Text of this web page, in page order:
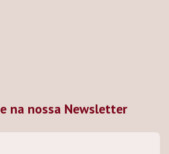
na nossa Newsletter